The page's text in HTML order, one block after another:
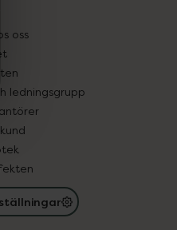
oss
ledningsgrupp